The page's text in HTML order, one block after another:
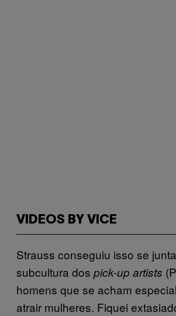
VIDEOS BY VICE
Strauss conseguiu isso se
subcultura dos pick-up artists
homens que se acham
atrair mulheres. Fiquei